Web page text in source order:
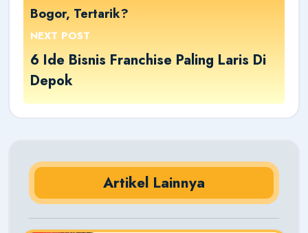
Bogor, Tertarik?
NEXT POST
6 Ide Bisnis Franchise Paling Laris Di
Depok
Artikel Lainnya